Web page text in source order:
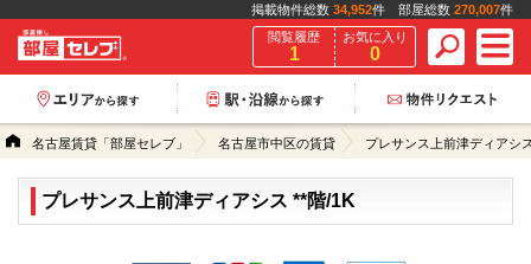
掲載物件総数 34,952件 部屋総数 270,007件
閲覧履歴
1
お気に入り
0
名古屋賃貸「部屋セレブ」 名古屋市中区の賃貸 プレサンス上前津ディアシ
プレサンス上前津ディアシス **階/1K